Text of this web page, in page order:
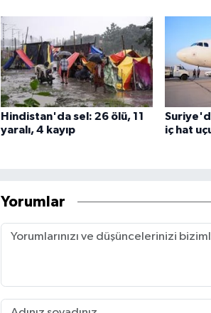
Hindistan'da sel: 26 ölü, 11
yaralı, 4 kayıp
iç hat
Yorumlar